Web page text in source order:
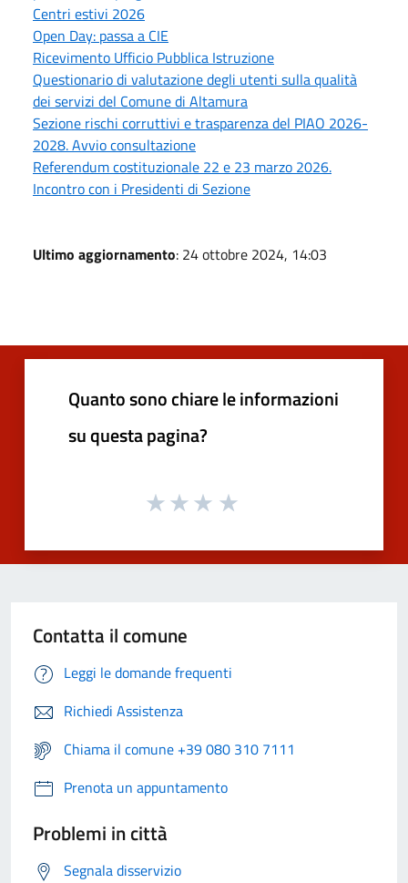
Centri estivi 2026
Open Day: passa a CIE
Ricevimento Ufficio Pubblica Istruzione
Questionario di valutazione degli utenti sulla qualità
dei servizi del Comune di Altamura
Sezione rischi corruttivi e trasparenza del PIAO 2026-
2028. Avvio consultazione
Referendum costituzionale 22 e 23 marzo 2026.
Incontro con i Presidenti di Sezione
Ultimo aggiornamento: 24 ottobre 2024, 14:03
Quanto sono chiare le informazioni
su questa pagina?
Contatta il comune
Leggi le domande frequenti
Richiedi Assistenza
Chiama il comune +39 080 310 7111
Prenota un appuntamento
Problemi in città
Segnala disservizio